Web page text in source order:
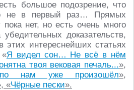
большое подозрение, что
не в первый раз… Прямых
пока нет, но есть очень много
доказательств,
этих интереснейших статьях
«Я видел сон… Не всё в нём
твоя вековая печаль...»,
нам уже произошёл»,
«Чёрные пески».